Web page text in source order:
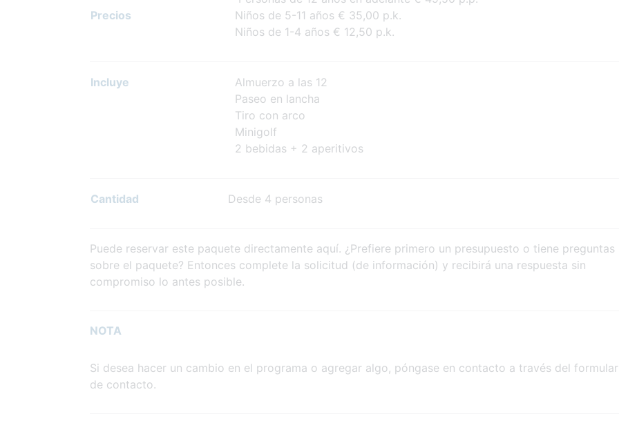
Precios
Niños de 5-11 años € 35,00 p.k.
Niños de 1-4 años € 12,50 p.k.
Incluye
Almuerzo a las 12
Paseo en lancha
Tiro con arco
Minigolf
2 bebidas + 2 aperitivos
Cantidad Desde 4 personas
Puede reservar este paquete directamente aquí. ¿Prefiere primero un presupuesto o tiene preguntas
sobre el paquete? Entonces complete la solicitud (de información) y recibirá una respuesta sin
compromiso lo antes posible.
NOTA
Si desea hacer un cambio en el programa o agregar algo, póngase en contacto a través del
de contacto.